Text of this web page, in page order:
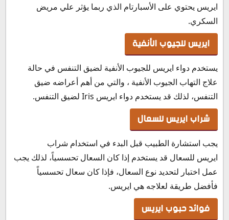
ايريس يحتوي على الأسبارتام الذي ربما يؤثر علي مريض
السكري.
ايريس للجيوب الأنفية
يستخدم دواء ايريس للجيوب الأنفية لضيق التنفس في حالة
علاج التهاب الجيوب الأنفية ، والتي من أهم أعراضه ضيق
التنفس، لذلك قد يستخدم دواء ايريس Iris لضيق التنفس.
شراب ايريس للسعال
يجب استشارة الطبيب قبل البدء في استخدام شراب
ايريس للسعال قد يستخدم إذا كان السعال تحسسياً، لذلك يجب
عمل اختبار لتحديد نوع السعال، فإذا كان سعال تحسسياً
فأفضل طريقة لعلاجه هي ايريس.
فوائد حبوب ايريس